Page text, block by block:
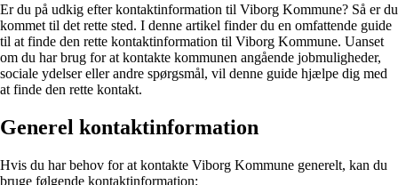
Er du på udkig efter kontaktinformation til Viborg Kommune? Så er du
kommet til det rette sted. I denne artikel finder du en omfattende guide
til at finde den rette kontaktinformation til Viborg Kommune. Uanset
om du har brug for at kontakte kommunen angående jobmuligheder,
sociale ydelser eller andre spørgsmål, vil denne guide hjælpe dig med
at finde den rette kontakt.
Generel kontaktinformation
Hvis du har behov for at kontakte Viborg Kommune generelt, kan du
bruge følgende kontaktinformation: